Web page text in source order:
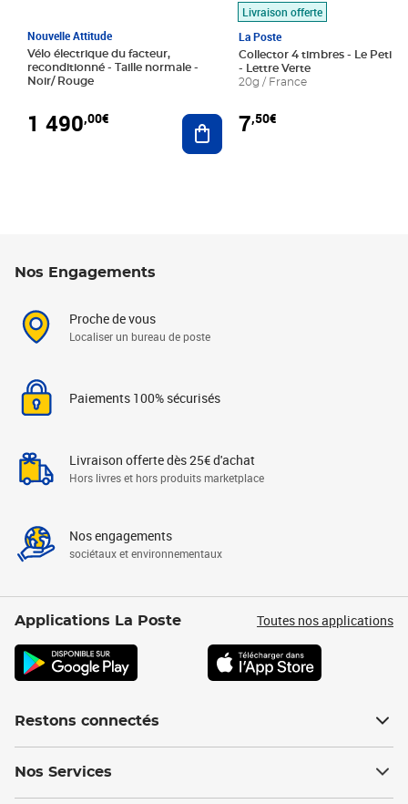
Nouvelle Attitude
Vélo électrique du facteur,
reconditionné - Taille normale -
Noir/ Rouge
1 490,00€ Ajouter au panier
Livraison offerte
La Poste
Collector 4 timbres - Le Petit
- Lettre Verte
20g / France
7,50€
Nos Engagements
Proche de vous
Localiser un bureau de poste
Paiements 100% sécurisés
Livraison offerte dès 25€ d'achat
Hors livres et hors produits marketplace
Nos engagements
sociétaux et environnementaux
Applications La Poste Toutes nos applications
Restons connectés
Nos Services